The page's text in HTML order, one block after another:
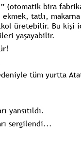
(otomatik bira
ekmek, tatlı,
üretebilir. Bu kişi
yaşayabilir.
tüm yurtta
yansıtıldı.
sergilendi...